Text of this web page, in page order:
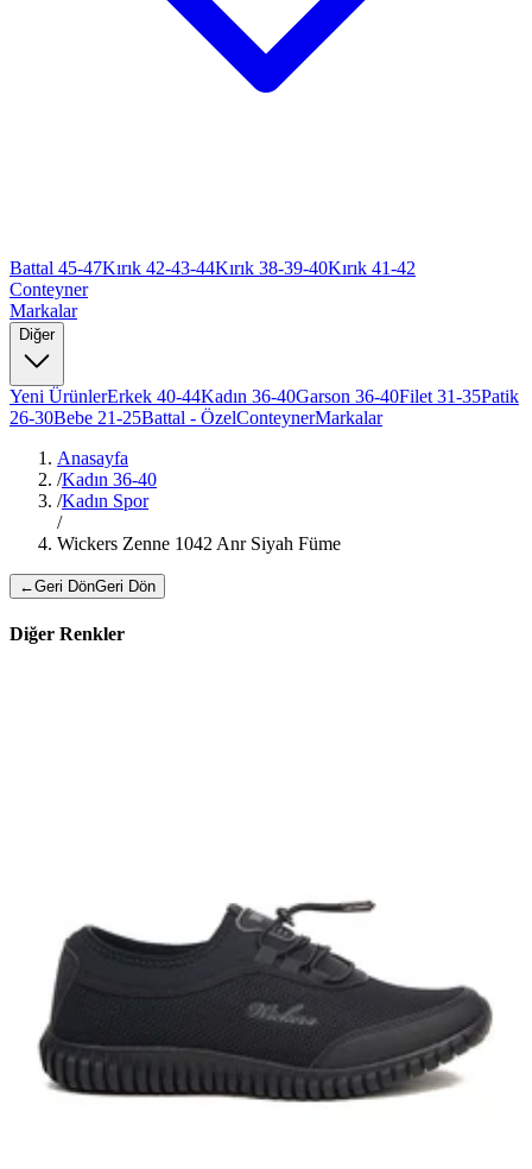
Battal 45-47Kırık 42-43-44Kırık 38-39-40Kırık 41-42
Conteyner
Markalar
Diğer
Yeni ÜrünlerErkek 40-44Kadın 36-40Garson 36-40Filet 31-35Patik
26-30Bebe 21-25Battal - ÖzelConteynerMarkalar
Anasayfa
/Kadın 36-40
/Kadın Spor
/
Wickers Zenne 1042 Anr Siyah Füme
←Geri DönGeri Dön
Diğer Renkler